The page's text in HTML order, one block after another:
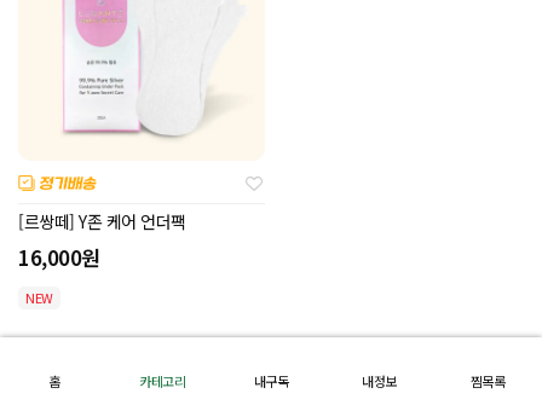
[르쌍떼] Y존 케어 언더팩
16,000원
NEW
홈 카테고리 내구독 내정보 찜목록